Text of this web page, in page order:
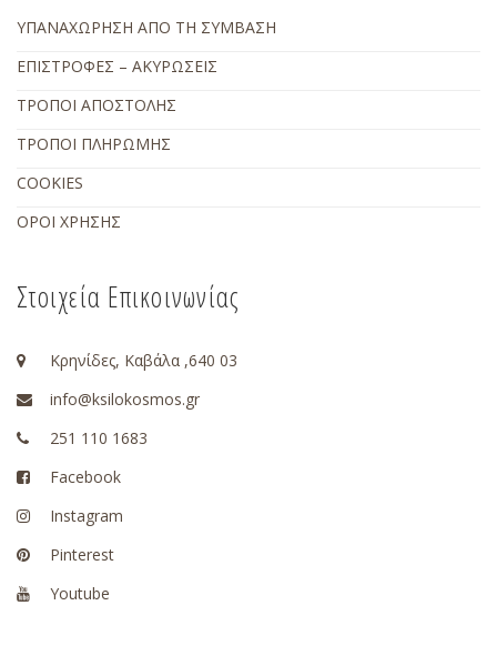
ΥΠΑΝΑΧΩΡΗΣΗ ΑΠΟ ΤΗ ΣΥΜΒΑΣΗ
ΕΠΙΣΤΡΟΦΕΣ – ΑΚΥΡΩΣΕΙΣ
ΤΡΟΠΟΙ ΑΠΟΣΤΟΛΗΣ
ΤΡΟΠΟΙ ΠΛΗΡΩΜΗΣ
COOKIES
ΟΡΟΙ ΧΡΗΣΗΣ
Στοιχεία Επικοινωνίας
Κρηνίδες, Καβάλα ,640 03
info@ksilokosmos.gr
251 110 1683
Facebook
Instagram
Pinterest
Youtube